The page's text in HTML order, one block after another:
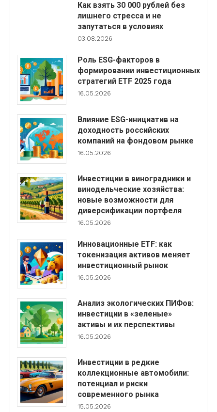
Как взять 30 000 рублей без
лишнего стресса и не
запутаться в условиях
03.08.2026
Роль ESG-факторов в
формировании инвестиционных
стратегий ETF 2025 года
16.05.2026
Влияние ESG-инициатив на
доходность российских
компаний на фондовом рынке
16.05.2026
Инвестиции в виноградники и
винодельческие хозяйства:
новые возможности для
диверсификации портфеля
16.05.2026
Инновационные ETF: как
токенизация активов меняет
инвестиционный рынок
16.05.2026
Анализ экологических ПИФов:
инвестиции в «зеленые»
активы и их перспективы
16.05.2026
Инвестиции в редкие
коллекционные автомобили:
потенциал и риски
современного рынка
15.05.2026